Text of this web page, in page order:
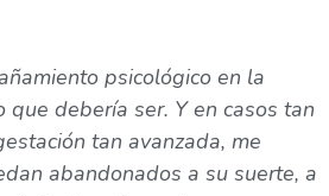
psicológico en la
debería ser. Y en casos tan
tan avanzada, me
abandonados a su suerte, a